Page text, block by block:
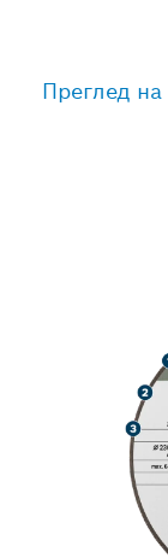
Преглед на